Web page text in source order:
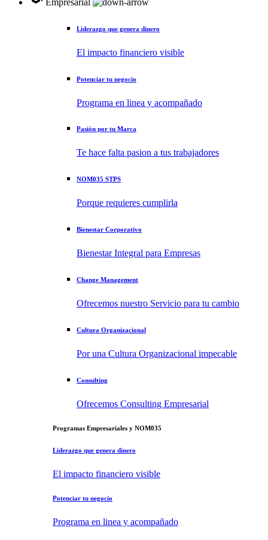
Liderazgo que genera dinero
El impacto financiero visible
Potenciar tu negocio
Programa en linea y acompañado
Pasión por tu Marca
Te hace falta pasion a tus trabajadores
NOM035 STPS
Porque requieres cumplirla
Bienestar Corporativo
Bienestar Integral para Empresas
Change Management
Ofrecemos nuestro Servicio para tu cambio
Cultura Organizacional
Por una Cultura Organizacional impecable
Consulting
Ofrecemos Consulting Empresarial
Programas Empresariales y NOM035
Liderazgo que genera dinero
El impacto financiero visible
Potenciar tu negocio
Programa en linea y acompañado